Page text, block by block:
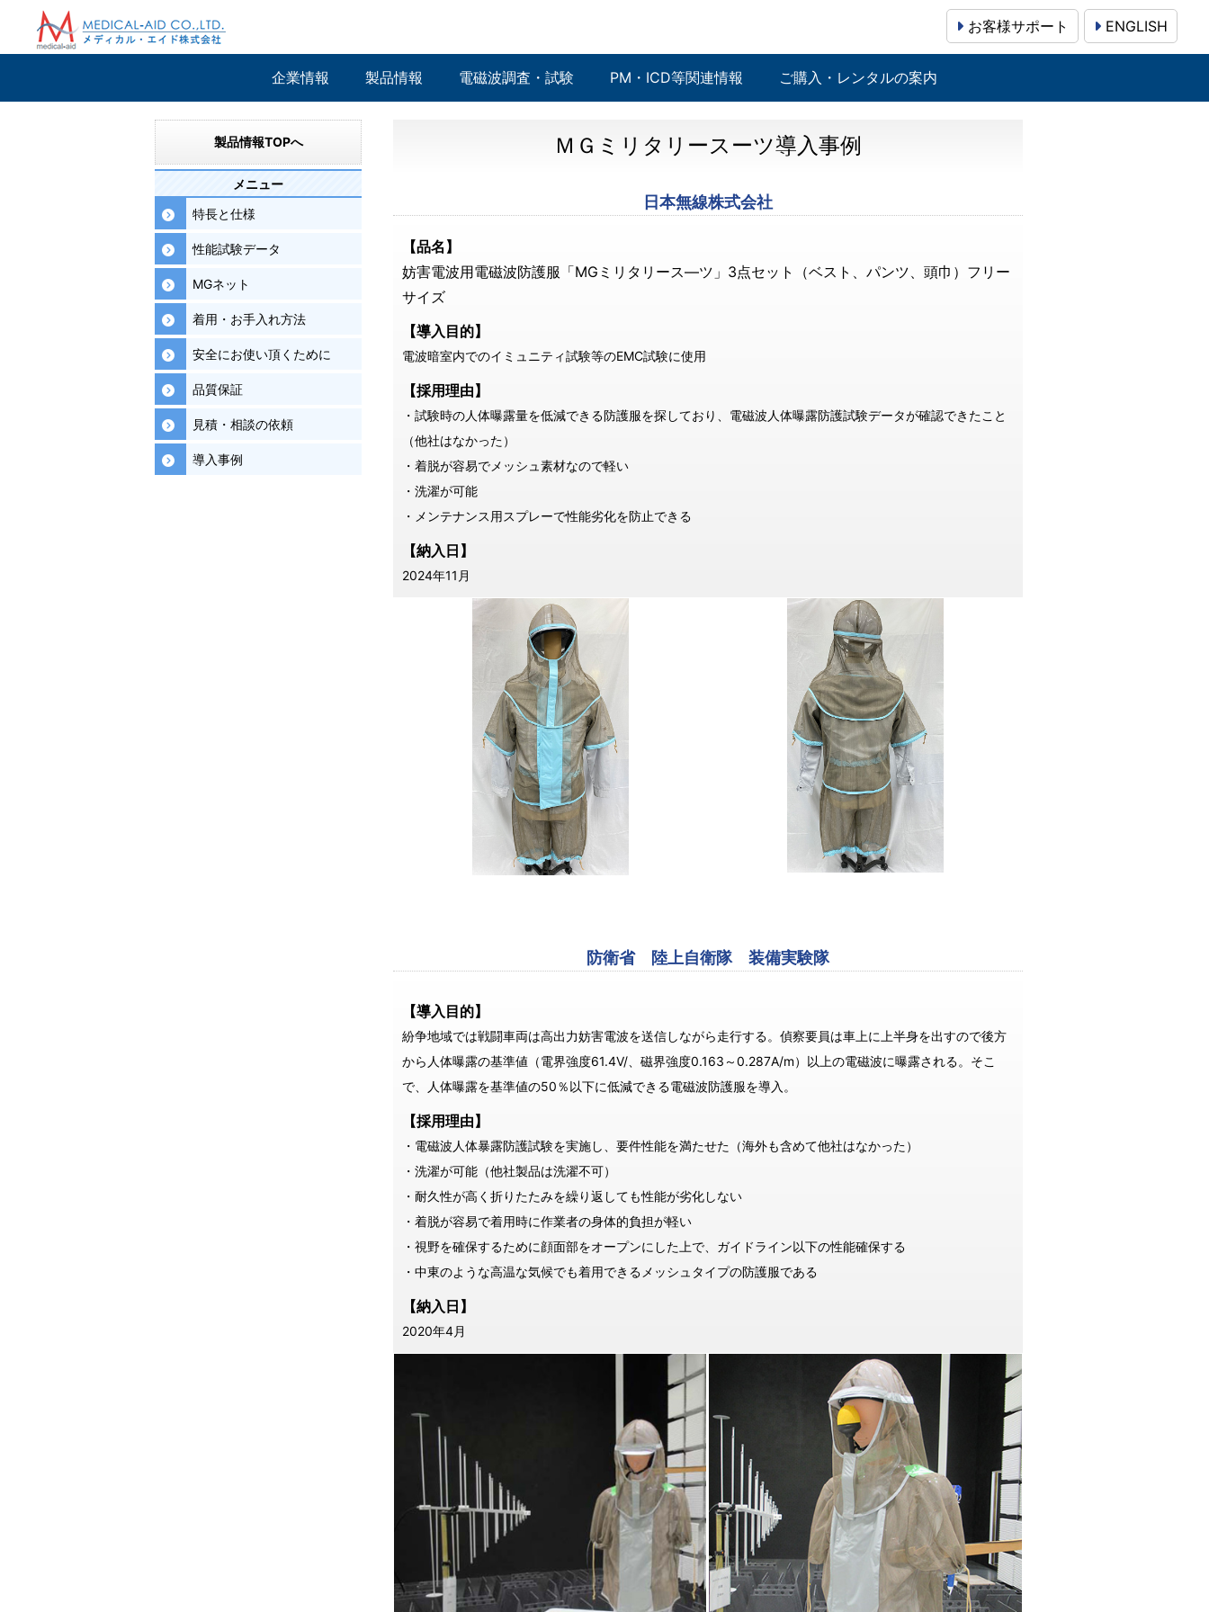
お客様サポート ENGLISH
企業情報 製品情報 電磁波調査・試験 PM・ICD等関連情報 ご購入・レンタルの案内
製品情報TOPへ
メニュー
特長と仕様
性能試験データ
MGネット
着用・お手入れ方法
安全にお使い頂くために
品質保証
見積・相談の依頼
導入事例
ＭＧミリタリースーツ導入事例
日本無線株式会社
【品名】
妨害電波用電磁波防護服「MGミリタリース―ツ」3点セット（ベスト、パンツ、頭巾）フリー
サイズ
【導入目的】
電波暗室内でのイミュニティ試験等のEMC試験に使用
【採用理由】
・試験時の人体曝露量を低減できる防護服を探しており、電磁波人体曝露防護試験データが確認できたこと
（他社はなかった）
・着脱が容易でメッシュ素材なので軽い
・洗濯が可能
・メンテナンス用スプレーで性能劣化を防止できる
【納入日】
2024年11月
防衛省 陸上自衛隊 装備実験隊
【導入目的】
紛争地域では戦闘車両は高出力妨害電波を送信しながら走行する。偵察要員は車上に上半身を出すので後方
から人体曝露の基準値（電界強度61.4V/、磁界強度0.163～0.287A/m）以上の電磁波に曝露される。そこ
で、人体曝露を基準値の50％以下に低減できる電磁波防護服を導入。
【採用理由】
・電磁波人体暴露防護試験を実施し、要件性能を満たせた（海外も含めて他社はなかった）
・洗濯が可能（他社製品は洗濯不可）
・耐久性が高く折りたたみを繰り返しても性能が劣化しない
・着脱が容易で着用時に作業者の身体的負担が軽い
・視野を確保するために顔面部をオープンにした上で、ガイドライン以下の性能確保する
・中東のような高温な気候でも着用できるメッシュタイプの防護服である
【納入日】
2020年4月